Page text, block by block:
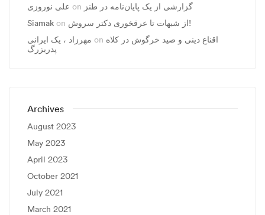
علی نوروزی on گزارشی از یک پایان‌نامه در طنز
Siamak on
از شبهات تا عرقخوری دکتر سروش!
مهرزاد ، يک ايرانی on اقناع دینی و صید خرگوش در کلاه
پدربزرگ
Archives
August 2023
May 2023
April 2023
October 2021
July 2021
March 2021